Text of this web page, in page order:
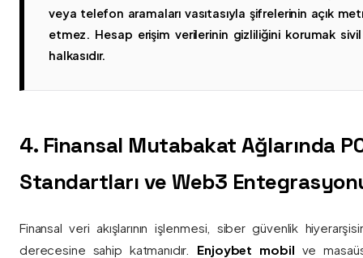
veya telefon aramaları vasıtasıyla şifrelerinin açık
etmez. Hesap erişim verilerinin gizliliğini korumak
halkasıdır.
4. Finansal Mutabakat Ağlarında
Standartları ve Web3
Finansal veri akışlarının işlenmesi, siber güvenlik
derecesine sahip katmanıdır. Enjoybet mobil ve